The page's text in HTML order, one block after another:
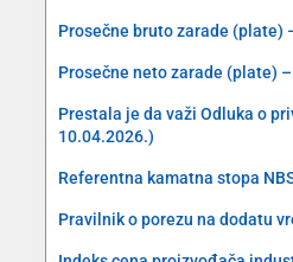
Prosečne bruto zarade (plate)
Prosečne neto zarade (plate)
Prestala je da važi Odluka o
10.04.2026.)
Referentna kamatna stopa
Pravilnik o porezu na dodatu